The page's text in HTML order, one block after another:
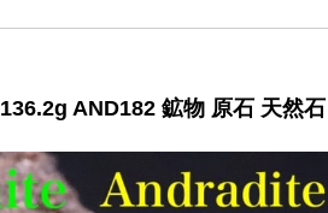
AND182 鉱物 原石 天然石